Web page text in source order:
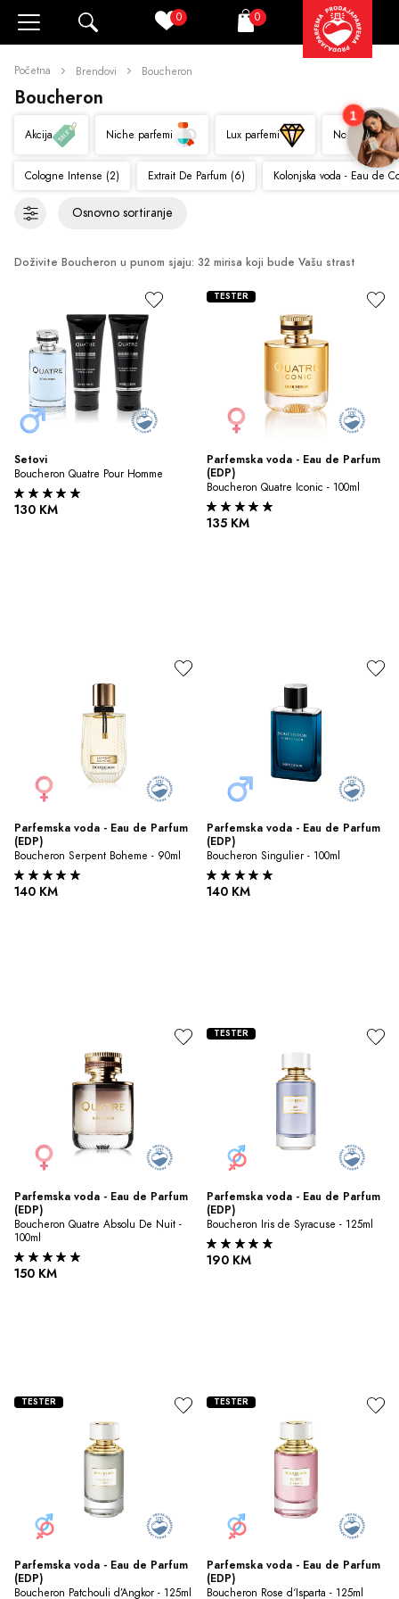
0 Korpa
0
Početna Brendovi Boucheron
Boucheron
Akcija Niche parfemi Lux parfemi Novo
Cologne Intense (2) Extrait De Parfum (6) Kolonjska voda - Eau de
Doživite Boucheron u punom sjaju: 32 mirisa koji bude Vašu strast
Setovi
Boucheron Quatre Pour Homme
130 KM
Parfemska voda - Eau de Parfum
(EDP)
Boucheron Quatre Iconic - 100ml
135 KM
TESTER
Parfemska voda - Eau de Parfum
(EDP)
Boucheron Serpent Boheme - 90ml
140 KM
Parfemska voda - Eau de Parfum
(EDP)
Boucheron Singulier - 100ml
140 KM
Parfemska voda - Eau de Parfum
(EDP)
Boucheron Quatre Absolu De Nuit -
100ml
150 KM
Parfemska voda - Eau de Parfum
(EDP)
Boucheron Iris de Syracuse - 125ml
190 KM
TESTER
Parfemska voda - Eau de Parfum
(EDP)
Boucheron Patchouli d’Angkor - 125ml
TESTER
Parfemska voda - Eau de Parfum
(EDP)
Boucheron Rose d‘Isparta - 125ml
TESTER
1